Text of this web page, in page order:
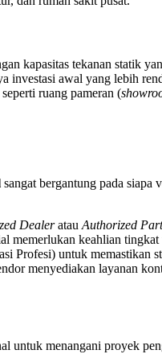
kapasitas tekanan statik
investasi awal yang lebih
ruang pameran (
sangat bergantung pada
Dealeratau Authorized
memerlukan keahlian
Profesi) untuk memastikan
menyediakan layanan
untuk menangani proyek